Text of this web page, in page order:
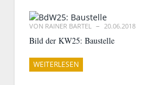
VON RAINER BARTEL 20.06.2018
Bild der KW25: Baustelle
WEITERLESEN